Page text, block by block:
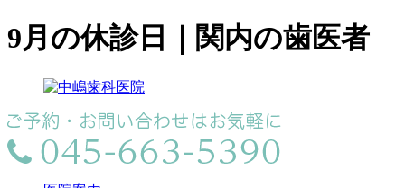
9月の休診日｜関内の歯医者